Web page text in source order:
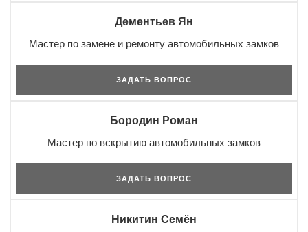
Дементьев Ян
Мастер по замене и ремонту автомобильных замков
ЗАДАТЬ ВОПРОС
Бородин Роман
Мастер по вскрытию автомобильных замков
ЗАДАТЬ ВОПРОС
Никитин Семён